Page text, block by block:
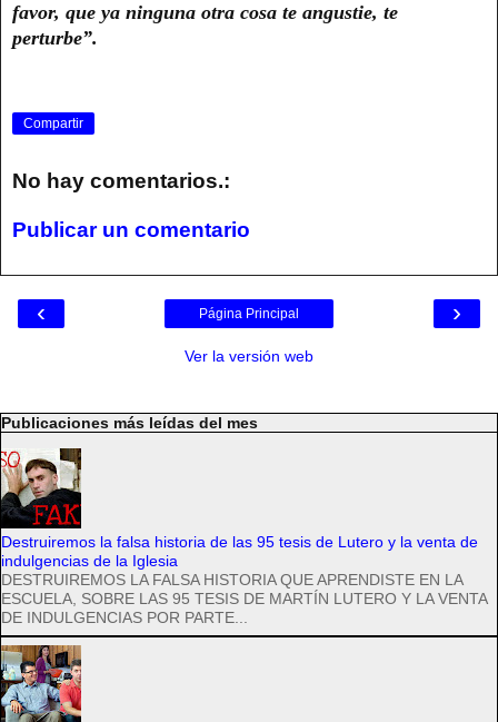
favor, que ya ninguna otra cosa te angustie, te
perturbe”.
Compartir
No hay comentarios.:
Publicar un comentario
‹ ›
Página Principal
Ver la versión web
Publicaciones más leídas del mes
Destruiremos la falsa historia de las 95 tesis de Lutero y la venta de
indulgencias de la Iglesia
DESTRUIREMOS LA FALSA HISTORIA QUE APRENDISTE EN LA
ESCUELA, SOBRE LAS 95 TESIS DE MARTÍN LUTERO Y LA VENTA
DE INDULGENCIAS POR PARTE...